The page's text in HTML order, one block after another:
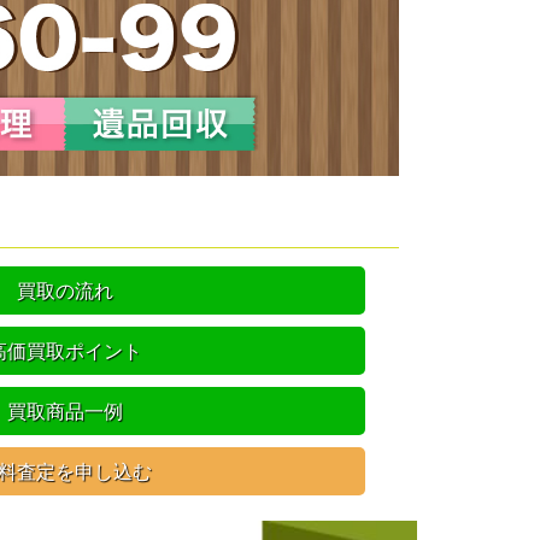
買取の流れ
価買取ポイント
買取商品一例
査定を申し込む